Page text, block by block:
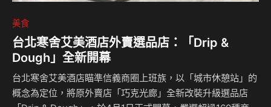
美食
台北寒舍艾美酒店外賣選品店：「Drip &
Dough」全新開幕
台北寒舍艾美酒店瞄準信義商圈上班族，以「城市休憩站」的
概念為定位，將原外賣店「巧克光廊」全新改裝升級選品店